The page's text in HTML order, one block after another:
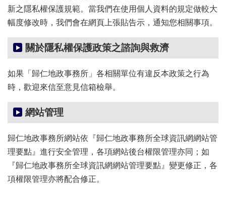
新之隱私權保護規範。當我們在使用個人資料的規定做較大
幅度修改時，我們會在網頁上張貼告示，通知您相關事項。
關於隱私權保護政策之諮詢與救濟
如果「歸仁地政事務所」各相關單位有違反本政策之行為
時，歡迎來信至意見信箱檢舉。
網站管理
歸仁地政事務所網站依『歸仁地政事務所全球資訊網網站管
理要點』進行安全管理，各項網站後台權限管理亦同；如
『歸仁地政事務所全球資訊網網站管理要點』變更修正，各
項權限管理亦將配合修正。